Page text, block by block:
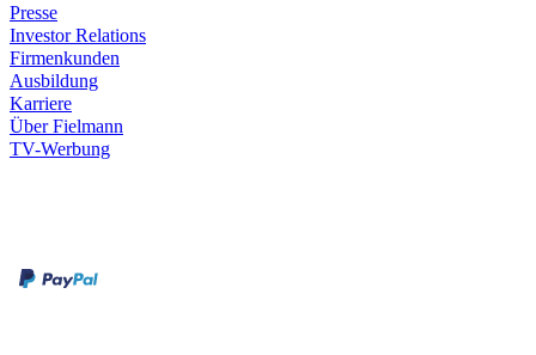
Presse
Investor Relations
Firmenkunden
Ausbildung
Karriere
Über Fielmann
TV-Werbung